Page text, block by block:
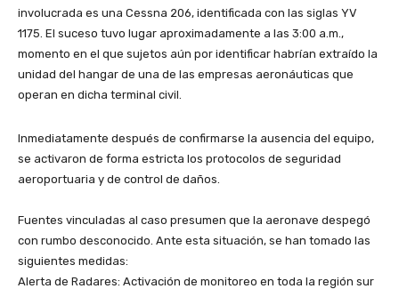
involucrada es una Cessna 206, identificada con las siglas YV
1175. El suceso tuvo lugar aproximadamente a las 3:00 a.m.,
momento en el que sujetos aún por identificar habrían extraído la
unidad del hangar de una de las empresas aeronáuticas que
operan en dicha terminal civil.
​Inmediatamente después de confirmarse la ausencia del equipo,
se activaron de forma estricta los protocolos de seguridad
aeroportuaria y de control de daños.
​Fuentes vinculadas al caso presumen que la aeronave despegó
con rumbo desconocido. Ante esta situación, se han tomado las
siguientes medidas:
​Alerta de Radares: Activación de monitoreo en toda la región sur